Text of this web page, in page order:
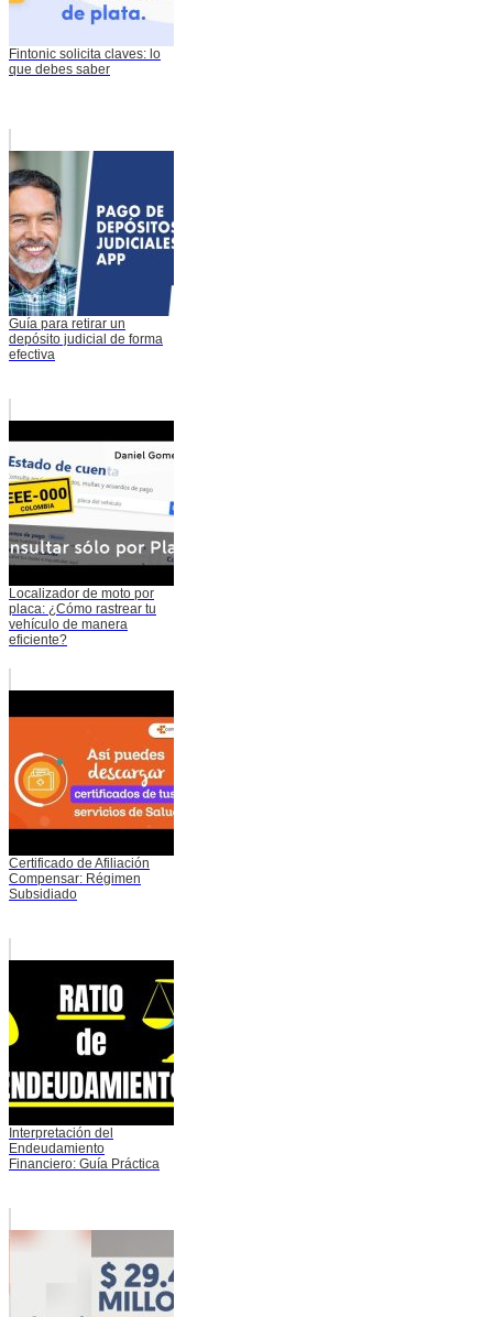
Fintonic solicita claves: lo
que debes saber
Guía para retirar un
depósito judicial de forma
efectiva
Localizador de moto por
placa: ¿Cómo rastrear tu
vehículo de manera
eficiente?
Certificado de Afiliación
Compensar: Régimen
Subsidiado
Interpretación del
Endeudamiento
Financiero: Guía Práctica